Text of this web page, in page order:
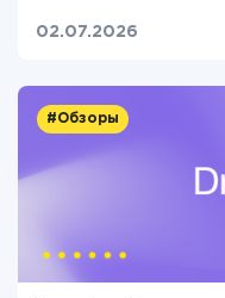
02.07.2026
#Обзоры